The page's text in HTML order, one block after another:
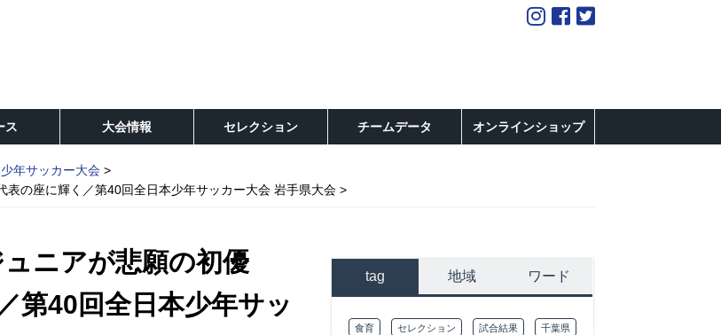
ス 大会情報 セレクション チームデータ オンラインショップ
年サッカー大会
の座に輝く／第40回全日本少年サッカー大会 岩手県大会
ニアが悲願の初優
40回全日本少年サッ
tag 地域 ワード
食育 セレクション 試合結果 千葉県